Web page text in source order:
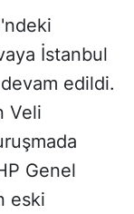
İstanbul
edildi.
Veli
Genel
eski